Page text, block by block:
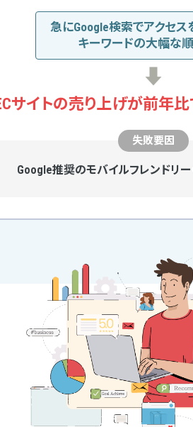
急にGoogle検索でアクセス
キーワードの大幅な
サイトの売り上げが前年
失敗要因
Google推奨のモバイルフレンドリー